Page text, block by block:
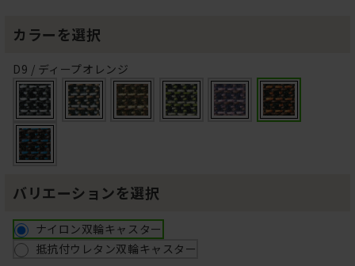
カラーを選択
D9 / ディープオレンジ
バリエーションを選択
ナイロン双輪キャスター
抵抗付ウレタン双輪キャスター